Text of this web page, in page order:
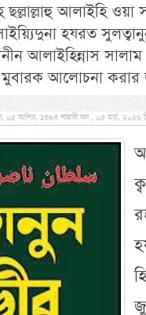
আলাইহি ওয়া
হযরত
আলাইহিন্নাস
মুবারক আলোচনা করার
০৫ আশির, ১৩৯৩ শামসী সন , ০৫ মার্চ,